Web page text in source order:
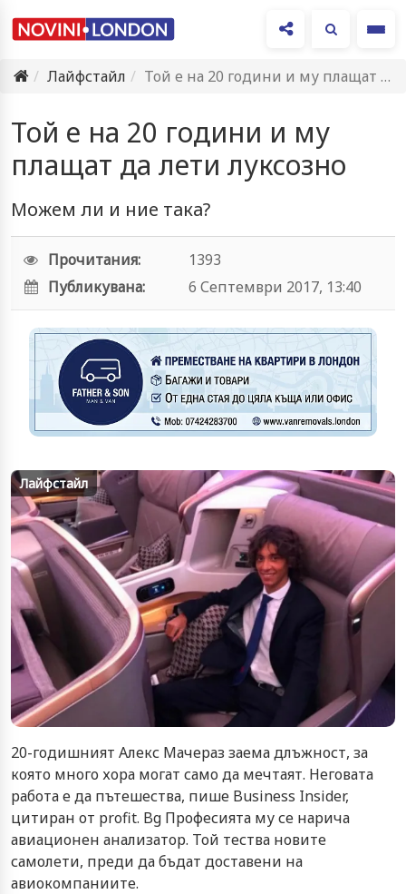
Лайфстайл
Той е на 20 години и му плащат да лети…
Той е на 20 години и му
плащат да лети луксозно
Можем ли и ние така?
Прочитания:
1393
Публикувана:
6 Септември 2017, 13:40
Лайфстайл
20-годишният Алекс Мачераз заема длъжност, за
която много хора могат само да мечтаят. Неговата
работа е да пътешества, пише Business Insider,
цитиран от profit. Bg Професията му се нарича
авиационен анализатор. Той тества новите
самолети, преди да бъдат доставени на
авиокомпаниите.